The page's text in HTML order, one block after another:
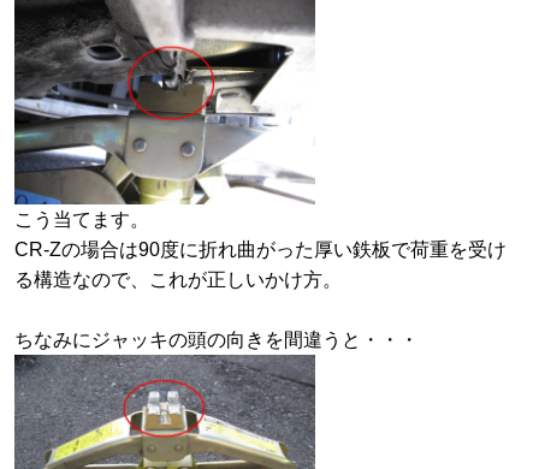
こう当てます。
CR-Zの場合は90度に折れ曲がった厚い鉄板で荷重を受け
る構造なので、これが正しいかけ方。
ちなみにジャッキの頭の向きを間違うと・・・